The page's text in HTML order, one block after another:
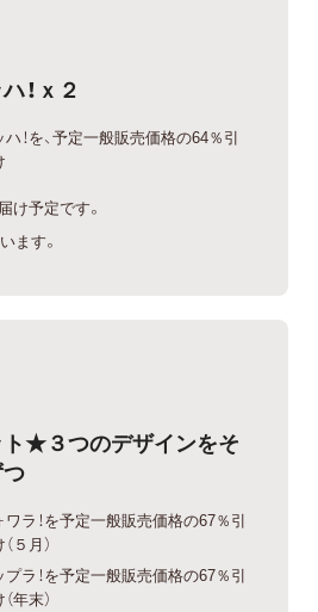
！ｘ２
！を、予定一般販売価格の64％引
け予定です。
ます。
★３つのデザインをそ
ラ！を予定一般販売価格の67％引
５月）
ラ！を予定一般販売価格の67％引
年末）